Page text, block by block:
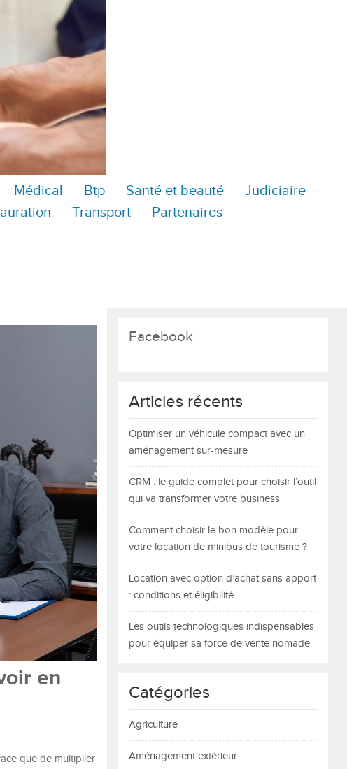
Médical Btp Santé et beauté
Judiciaire
Transport Partenaires
en
que de multiplier
Facebook
Articles récents
Optimiser un véhicule compact avec un
aménagement sur-mesure
CRM : le guide complet pour choisir l’outil
qui va transformer votre business
Comment choisir le bon modèle pour
votre location de minibus de tourisme ?
Location avec option d’achat sans apport
: conditions et éligibilité
Les outils technologiques indispensables
pour équiper sa force de vente nomade
Catégories
Agriculture
Aménagement extérieur